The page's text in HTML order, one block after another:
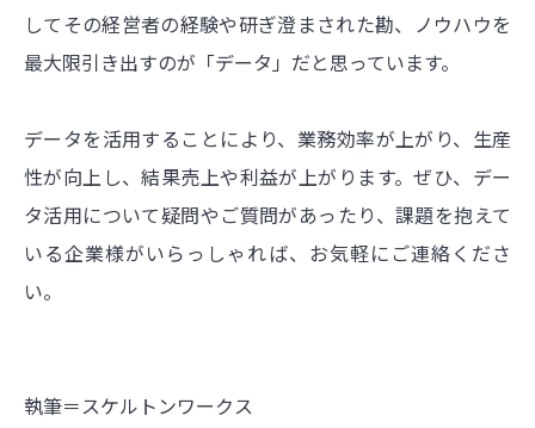
してその経営者の経験や研ぎ澄まされた勘、ノウハウを
最大限引き出すのが「データ」だと思っています。
データを活用することにより、業務効率が上がり、生産
性が向上し、結果売上や利益が上がります。ぜひ、デー
タ活用について疑問やご質問があったり、課題を抱えて
いる企業様がいらっしゃれば、お気軽にご連絡くださ
い。
執筆＝スケルトンワークス